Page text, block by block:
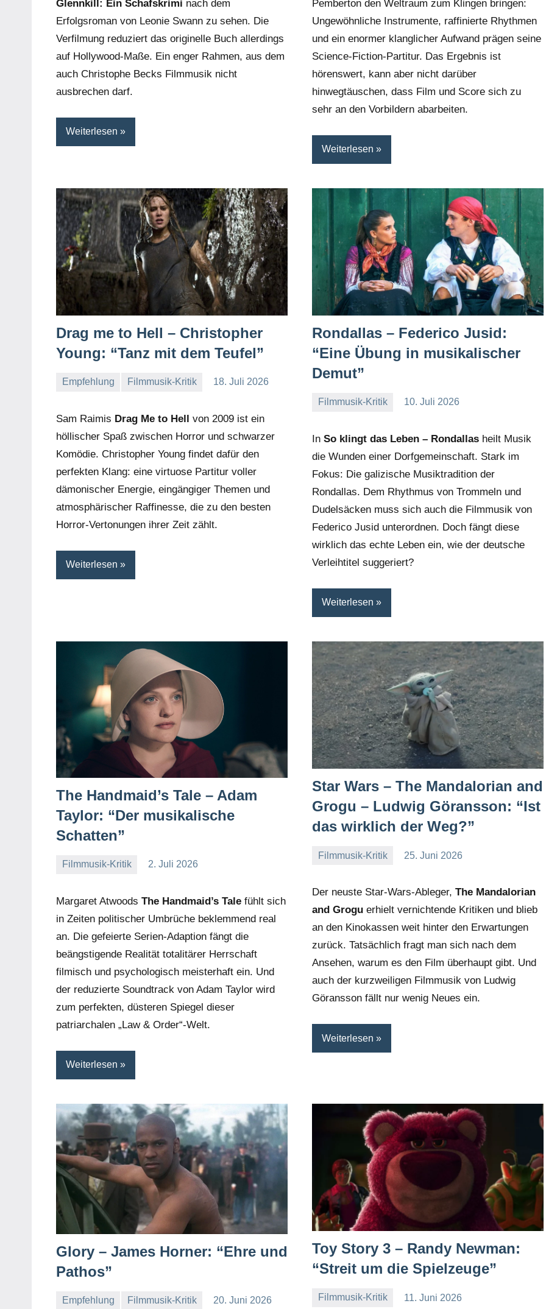
Glennkill: Ein Schafskrimi nach dem
Erfolgsroman von Leonie Swann zu sehen. Die
Verfilmung reduziert das originelle Buch allerdings
auf Hollywood-Maße. Ein enger Rahmen, aus dem
auch Christophe Becks Filmmusik nicht
ausbrechen darf.
Weiterlesen
Pemberton den Weltraum zum Klingen bringen:
Ungewöhnliche Instrumente, raffinierte Rhythmen
und ein enormer klanglicher Aufwand prägen seine
Science-Fiction-Partitur. Das Ergebnis ist
hörenswert, kann aber nicht darüber
hinwegtäuschen, dass Film und Score sich zu
sehr an den Vorbildern abarbeiten.
Weiterlesen
Drag me to Hell – Christopher
Young: “Tanz mit dem Teufel”
Empfehlung Filmmusik-Kritik
18. Juli 2026
Keine
Sam Raimis Drag Me to Hell von 2009 ist ein
höllischer Spaß zwischen Horror und schwarzer
Komödie. Christopher Young findet dafür den
perfekten Klang: eine virtuose Partitur voller
dämonischer Energie, eingängiger Themen und
atmosphärischer Raffinesse, die zu den besten
Horror-Vertonungen ihrer Zeit zählt.
Weiterlesen
Rondallas – Federico Jusid:
“Eine Übung in musikalischer
Demut”
Filmmusik-Kritik
10. Juli 2026
In So klingt das Leben – Rondallas heilt Musik
die Wunden einer Dorfgemeinschaft. Stark im
Fokus: Die galizische Musiktradition der
Rondallas. Dem Rhythmus von Trommeln und
Dudelsäcken muss sich auch die Filmmusik von
Federico Jusid unterordnen. Doch fängt diese
wirklich das echte Leben ein, wie der deutsche
Verleihtitel suggeriert?
Weiterlesen
The Handmaid’s Tale – Adam
Taylor: “Der musikalische
Schatten”
Filmmusik-Kritik
2. Juli 2026
Margaret Atwoods The Handmaid’s Tale fühlt sich
in Zeiten politischer Umbrüche beklemmend real
an. Die gefeierte Serien-Adaption fängt die
beängstigende Realität totalitärer Herrschaft
filmisch und psychologisch meisterhaft ein. Und
der reduzierte Soundtrack von Adam Taylor wird
zum perfekten, düsteren Spiegel dieser
patriarchalen „Law & Order“-Welt.
Weiterlesen
Star Wars – The Mandalorian and
Grogu – Ludwig Göransson: “Ist
das wirklich der Weg?”
Filmmusik-Kritik
25. Juni 2026
Der neuste Star-Wars-Ableger, The Mandalorian
and Grogu erhielt vernichtende Kritiken und blieb
an den Kinokassen weit hinter den Erwartungen
zurück. Tatsächlich fragt man sich nach dem
Ansehen, warum es den Film überhaupt gibt. Und
auch der kurzweiligen Filmmusik von Ludwig
Göransson fällt nur wenig Neues ein.
Weiterlesen
Glory – James Horner: “Ehre und
Pathos”
Empfehlung Filmmusik-Kritik
20. Juni 2026
Toy Story 3 – Randy Newman:
“Streit um die Spielzeuge”
Filmmusik-Kritik
11. Juni 2026